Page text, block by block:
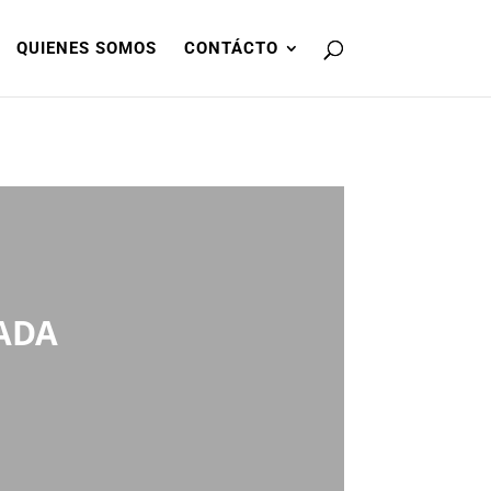
QUIENES SOMOS CONTÁCTO